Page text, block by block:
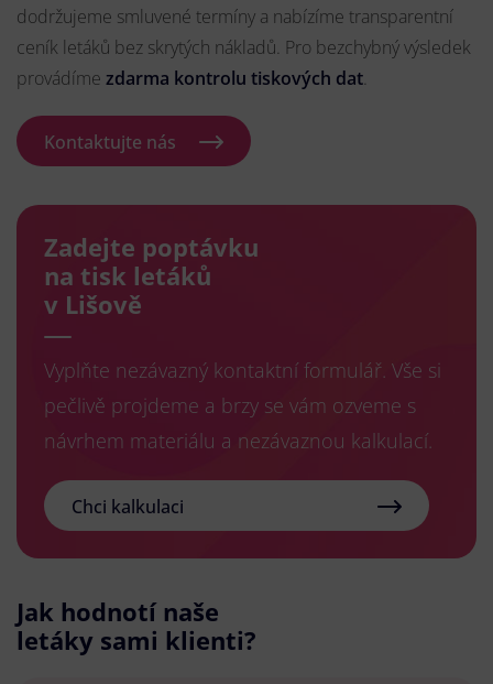
dodržujeme smluvené termíny a nabízíme transparentní
ceník letáků bez skrytých nákladů. Pro bezchybný výsledek
provádíme zdarma kontrolu tiskových dat.
Kontaktujte nás
Zadejte poptávku
na tisk letáků
v Lišově
Vyplňte nezávazný kontaktní formulář. Vše si
pečlivě projdeme a brzy se vám ozveme s
návrhem materiálu a nezávaznou kalkulací.
Chci kalkulaci
Jak hodnotí naše
letáky sami klienti?